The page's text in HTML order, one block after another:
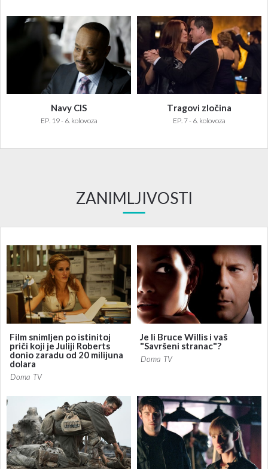
Navy CIS
EP. 19 - 6. kolovoza
Tragovi zločina
EP. 7 - 6. kolovoza
ZANIMLJIVOSTI
Film snimljen po istinitoj
priči koji je Juliji Roberts
donio zaradu od 20 milijuna
dolara
Doma TV
Je li Bruce Willis i vaš
"Savršeni stranac"?
Doma TV